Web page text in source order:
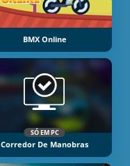
BMX Online
SÓ EM PC
Corredor De Manobras